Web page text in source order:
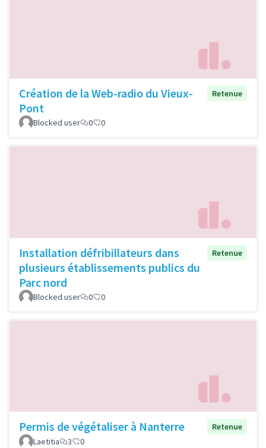
Création de la Web-radio du Vieux-
Pont
Retenue
Blocked user 0 0
Installation défribillateurs dans
plusieurs établissements publics du
Parc nord
Retenue
Blocked user 0 0
Permis de végétaliser à Nanterre
Retenue
Laetitia
3 0